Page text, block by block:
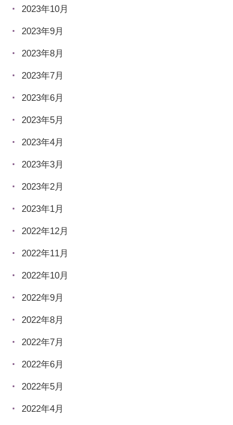
2023年10月
2023年9月
2023年8月
2023年7月
2023年6月
2023年5月
2023年4月
2023年3月
2023年2月
2023年1月
2022年12月
2022年11月
2022年10月
2022年9月
2022年8月
2022年7月
2022年6月
2022年5月
2022年4月